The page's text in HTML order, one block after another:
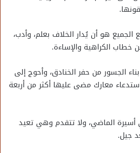
هو أن يُدار الخلاف بعلم، وأدب،
خطاب الكراهية والإساءة.
الجسور من حفر الخنادق، وأحوج إلى
معارك مضى عليها أكثر من أربعة
الماضي، ولا تتقدم وهي تعيد
جيل.